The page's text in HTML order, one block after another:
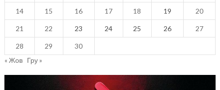
14 15 16 17 18 19 20
21 22 23 24 25 26 27
28 29
30
« Жов Гру »